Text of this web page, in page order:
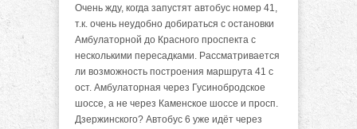
Очень жду, когда запустят автобус номер 41,
т.к. очень неудобно добираться с остановки
Амбулаторной до Красного проспекта с
несколькими пересадками. Рассматривается
ли возможность построения маршрута 41 с
ост. Амбулаторная через Гусинобродское
шоссе, а не через Каменское шоссе и просп.
Дзержинского? Автобус 6 уже идёт через